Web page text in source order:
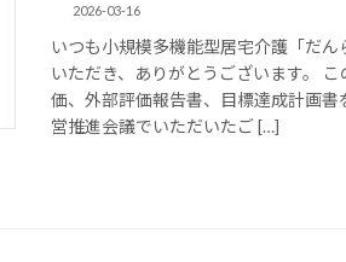
2026-03-16
いつも小規模多機能型居宅介護「だ
いただき、ありがとうございます。
価、外部評価報告書、目標達成計画
営推進会議でいただいたご […]